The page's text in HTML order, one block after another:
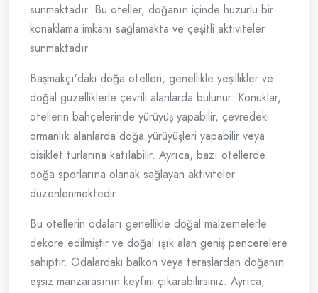
sunmaktadır. Bu oteller, doğanın içinde huzurlu bir
konaklama imkanı sağlamakta ve çeşitli aktiviteler
sunmaktadır.
Başmakçı’daki doğa otelleri, genellikle yeşillikler ve
doğal güzelliklerle çevrili alanlarda bulunur. Konuklar,
otellerin bahçelerinde yürüyüş yapabilir, çevredeki
ormanlık alanlarda doğa yürüyüşleri yapabilir veya
bisiklet turlarına katılabilir. Ayrıca, bazı otellerde
doğa sporlarına olanak sağlayan aktiviteler
düzenlenmektedir.
Bu otellerin odaları genellikle doğal malzemelerle
dekore edilmiştir ve doğal ışık alan geniş pencerelere
sahiptir. Odalardaki balkon veya teraslardan doğanın
eşsiz manzarasının keyfini çıkarabilirsiniz. Ayrıca,